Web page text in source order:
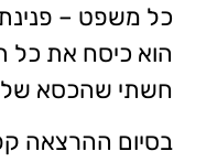
כל משפט –
הוא כיסח את כל
חשתי שהכסא
בסיום ההרצאה